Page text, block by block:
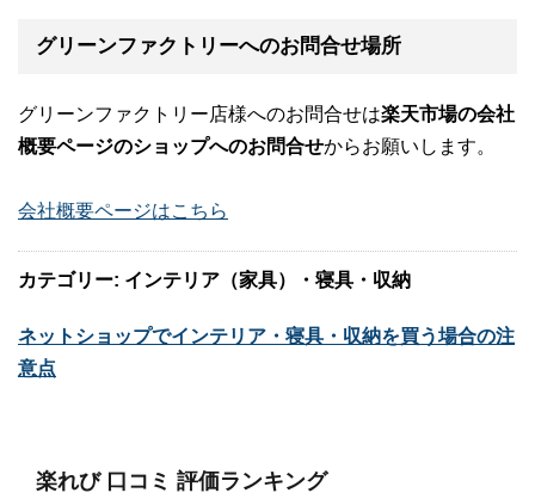
グリーンファクトリーへのお問合せ場所
グリーンファクトリー店様へのお問合せは楽天市場の会社
概要ページのショップへのお問合せからお願いします。
会社概要ページはこちら
カテゴリー: インテリア（家具）・寝具・収納
ネットショップでインテリア・寝具・収納を買う場合の注
意点
楽れび 口コミ 評価ランキング